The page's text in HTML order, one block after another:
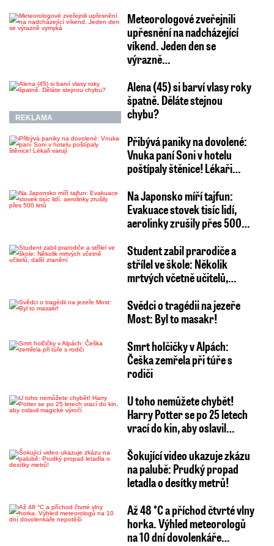
Meteorologové zveřejnili
upřesnění na nadcházející
víkend. Jeden den se
výrazně…
REKLAMA
Alena (45) si barví vlasy roky
špatně. Děláte stejnou
chybu?
Přibývá paniky na dovolené:
Vnuka paní Soni v hotelu
poštípaly štěnice! Lékaři…
Na Japonsko míří tajfun:
Evakuace stovek tisíc lidí,
aerolinky zrušily přes 500…
Student zabil prarodiče a
střílel ve škole: Několik
mrtvých včetně učitelů,…
Svědci o tragédii na jezeře
Most: Byl to masakr!
Smrt holčičky v Alpách:
Češka zemřela při túře s
rodiči
U toho nemůžete chybět!
Harry Potter se po 25 letech
vrací do kin, aby oslavil…
Šokující video ukazuje zkázu
na palubě: Prudký propad
letadla o desítky metrů!
Až 48 °C a příchod čtvrté vlny
horka. Výhled meteorologů
na 10 dní dovolenkáře…